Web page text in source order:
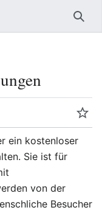
ein kostenloser
Sie ist für
von der
Besucher